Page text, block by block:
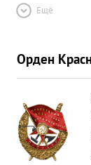
Ещё
Орден